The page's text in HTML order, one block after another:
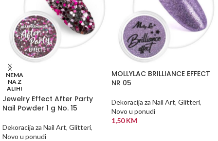
NEMA
NA Z
ALIHI
Jewelry Effect After Party
Nail Powder 1 g No. 15
Dekoracija za Nail Art, Glitteri,
Novo u ponudi
MOLLYLAC BRILLIANCE EFFECT
NR 05
Dekoracija za Nail Art, Glitteri,
Novo u ponudi
1,50KM